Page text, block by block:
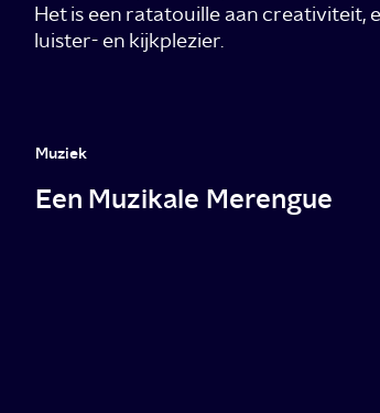
Het is een ratatouille aan creativiteit,
luister- en kijkplezier.
Muziek
Een Muzikale Merengue